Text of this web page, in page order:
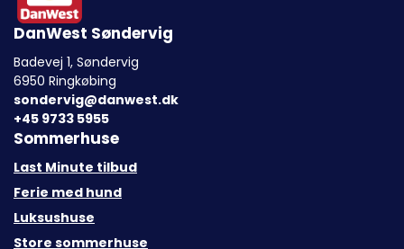
DanWest Søndervig
Badevej 1, Søndervig
6950 Ringkøbing
sondervig@danwest.dk
+45 9733 5955
Sommerhuse
Last Minute tilbud
Ferie med hund
Luksushuse
Store sommerhuse